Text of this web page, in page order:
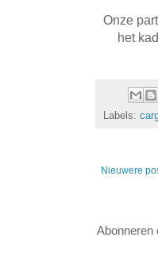
Onze
het
Labels:
Nieuwere
Abonneren